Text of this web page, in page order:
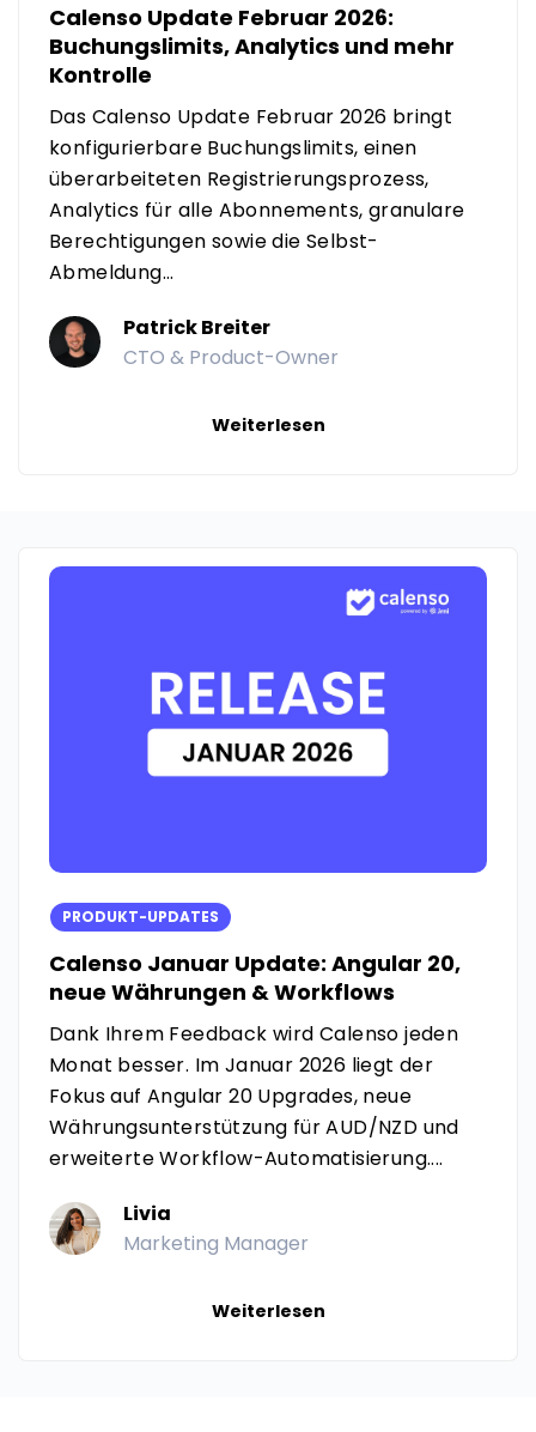
Calenso Update Februar 2026:
Buchungslimits, Analytics und mehr
Kontrolle
Das Calenso Update Februar 2026 bringt
konfigurierbare Buchungslimits, einen
überarbeiteten Registrierungsprozess,
Analytics für alle Abonnements, granulare
Berechtigungen sowie die Selbst-
Abmeldung...
Patrick Breiter
CTO & Product-Owner
Weiterlesen
PRODUKT-UPDATES
Calenso Januar Update: Angular 20,
neue Währungen & Workflows
Dank Ihrem Feedback wird Calenso jeden
Monat besser. Im Januar 2026 liegt der
Fokus auf Angular 20 Upgrades, neue
Währungsunterstützung für AUD/NZD und
erweiterte Workflow-Automatisierung....
Livia
Marketing Manager
Weiterlesen